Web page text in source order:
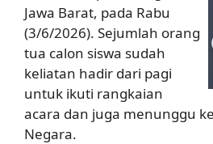
Jawa Barat, pada Rabu
(3/6/2026). Sejumlah orang
tua calon siswa sudah
keliatan hadir dari pagi
untuk ikuti rangkaian
acara dan juga menunggu
Negara.